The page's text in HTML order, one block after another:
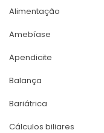
Alimentação
Amebíase
Apendicite
Balança
Bariátrica
Cálculos biliare